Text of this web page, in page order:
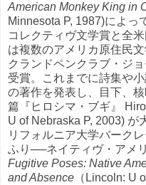
American Monkey King in
Minnesota P, 1987)によっ
コレクティヴ文学賞と全
は複数のアメリカ原住民
クランドペンクラブ・ジ
受賞。これまでに詩集や
の著作を発表し、目下、
篇『ヒロシマ・ブギ』
U of Nebraska P, 2003) が
リフォルニア大学バーク
ふり──ネイティヴ・アメ
Fugitive Poses: Native
and Absence （Lincoln: U